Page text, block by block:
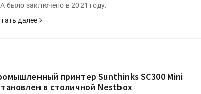
было заключено в 2021 году.
далее
принтер Sunthinks SC300 Mini
в столичной Nestbox